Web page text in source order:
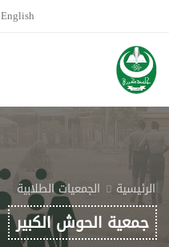
English
الرئيسية الجمعيات الطلابية
جمعية الحوش الكبير